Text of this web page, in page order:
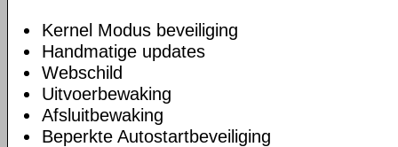
Kernel Modus beveiliging
Handmatige updates
Webschild
Uitvoerbewaking
Afsluitbewaking
Beperkte Autostartbeveiliging